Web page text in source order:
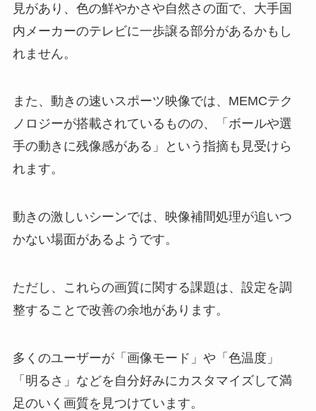
見があり、色の鮮やかさや自然さの面で、大手国
内メーカーのテレビに一歩譲る部分があるかもし
れません。
また、動きの速いスポーツ映像では、MEMCテク
ノロジーが搭載されているものの、「ボールや選
手の動きに残像感がある」という指摘も見受けら
れます。
動きの激しいシーンでは、映像補間処理が追いつ
かない場面があるようです。
ただし、これらの画質に関する課題は、設定を調
整することで改善の余地があります。
多くのユーザーが「画像モード」や「色温度」
「明るさ」などを自分好みにカスタマイズして満
足のいく画質を見つけています。